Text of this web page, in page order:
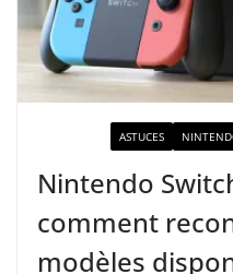
ASTUCES
Nintendo
comment
modèles